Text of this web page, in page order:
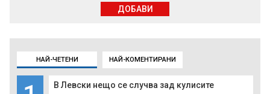
НАЙ-ЧЕТЕНИ НАЙ-КОМЕНТИРАНИ
В Левски нещо се случва зад кулисите
ДОБАВИ